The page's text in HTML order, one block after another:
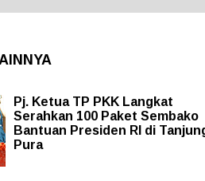
Pj. Ketua TP PKK Langkat
Serahkan 100 Paket Sembako
Bantuan Presiden RI di
Pura